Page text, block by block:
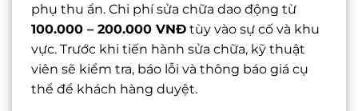
phụ thu ẩn. Chi phí sửa chữa dao động từ
100.000 – 200.000 VNĐ tùy vào sự cố và khu
vực. Trước khi tiến hành sửa chữa, kỹ thuật
viên sẽ kiểm tra, báo lỗi và thông báo giá cụ
thể để khách hàng duyệt.